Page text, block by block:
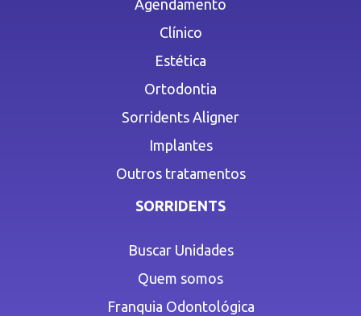
Agendamento
Clínico
Estética
Ortodontia
Sorridents Aligner
Implantes
Outros tratamentos
SORRIDENTS
Buscar Unidades
Quem somos
Franquia Odontológica